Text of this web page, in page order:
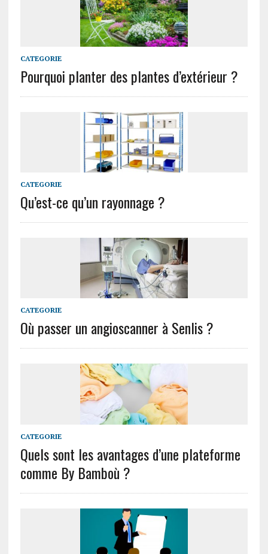
CATEGORIE
Pourquoi planter des plantes d’extérieur ?
CATEGORIE
Qu’est-ce qu’un rayonnage ?
CATEGORIE
Où passer un angioscanner à Senlis ?
CATEGORIE
Quels sont les avantages d’une plateforme
comme By Bamboù ?